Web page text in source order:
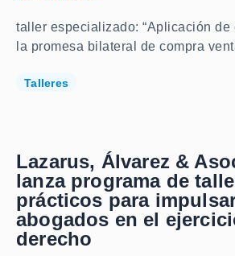
taller especializado: “Aplicación de
la promesa bilateral de compra
Talleres
Lazarus, Álvarez &
lanza programa de
prácticos para
abogados en el
derecho